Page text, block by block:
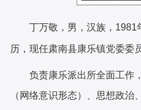
丁万敬，男，汉族，1981
历，现任肃南县康乐镇党委委
负责康乐派出所全面工作
（网络意识形态）、思想政